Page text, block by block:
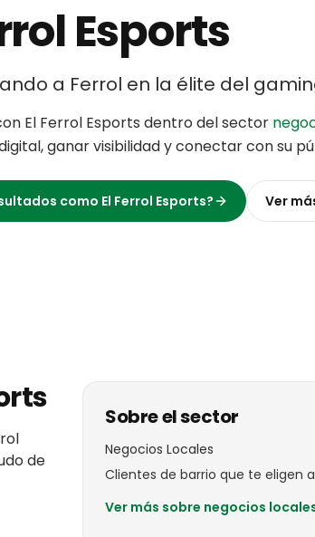
Esports
a Ferrol en la élite del
El Ferrol Esports dentro del sector
ganar visibilidad y conectar con su
como El Ferrol Esports? Ver
de
Sobre el sector
Negocios Locales
Clientes de barrio que te eligen
Ver más sobre negocios